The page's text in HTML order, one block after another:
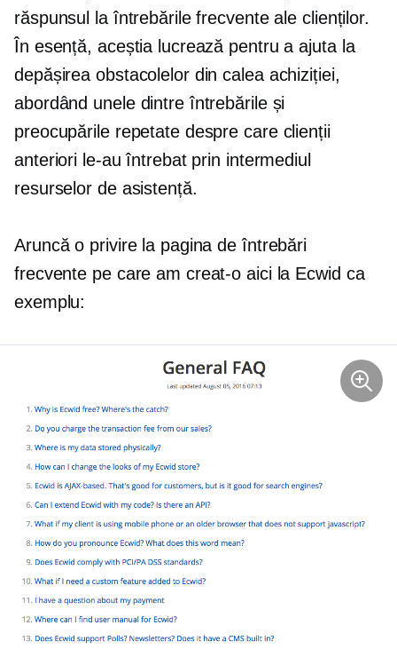
răspunsul la întrebările frecvente ale clienților.
În esență, aceștia lucrează pentru a ajuta la
depășirea obstacolelor din calea achiziției,
abordând unele dintre întrebările și
preocupările repetate despre care clienții
anteriori le-au întrebat prin intermediul
resurselor de asistență.
Aruncă o privire la pagina de întrebări
frecvente pe care am creat-o aici la Ecwid ca
exemplu: